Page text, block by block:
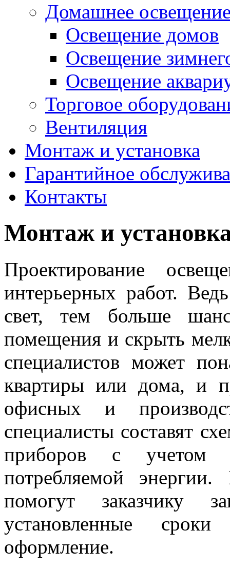
Домашнее
Освещение домов
Освещение
Освещение
Торговое
Вентиляция
Монтаж и установка
Гарантийное
Контакты
Монтаж и
Проектирование
интерьерных работ.
свет, тем больше
помещения и скрыть
специалистов может
квартиры или дома, и
офисных и
специалисты составят
приборов с учетом
потребляемой энергии.
помогут заказчику
установленные
оформление.